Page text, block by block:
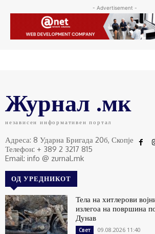
- Advertisement -
Журнал .мк
независен информативен портал
Адреса: 8 Ударна Бригада 20б, Скопје
Телефон: + 389 2 3217 815
Email: info @ zurnal.mk
ОД УРЕДНИКОТ
Тела на хитлерови
излегоа на површина
Дунав
Свет 09.08.2026 11:40